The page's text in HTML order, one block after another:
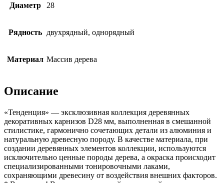
Диаметр 28
Рядность двухрядный, однорядный
Материал Массив дерева
Описание
«Тенденция» — эксклюзивная коллекция деревянных
декоративных карнизов D28 мм, выполненная в смешанной
стилистике, гармонично сочетающих детали из алюминия и
натуральную древесную породу. В качестве материала, при
создании деревянных элементов коллекции, используются
исключительно ценные породы дерева, а окраска происходит
специализированными тонировочными лаками,
сохраняющими древесину от воздействия внешних факторов.